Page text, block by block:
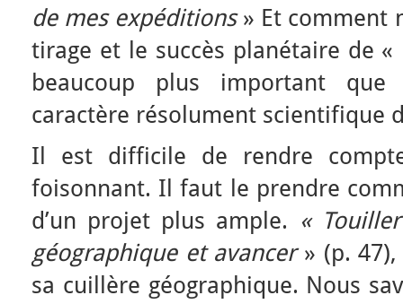
de mes expéditions » Et comment
tirage et le succès planétaire de «
beaucoup plus important
caractère résolument scientifique
Il est difficile de rendre
foisonnant. Il faut le prendre
d’un projet plus ample. «
géographique et avancer» (p. 47),
sa cuillère géographique. Nous